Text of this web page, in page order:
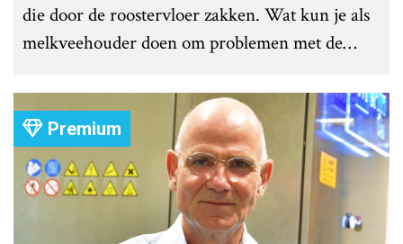
die door de roostervloer zakken. Wat kun je als
melkveehouder doen om problemen met de
Premium